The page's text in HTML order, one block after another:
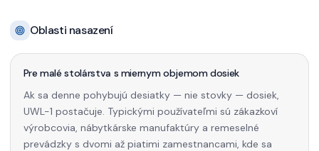
Oblasti nasazení
Pre malé stolárstva s miernym objemom dosiek
Ak sa denne pohybujú desiatky — nie stovky — dosiek,
UWL-1 postačuje. Typickými používateľmi sú zákazkoví
výrobcovia, nábytkárske manufaktúry a remeselné
prevádzky s dvomi až piatimi zamestnancami, kde sa